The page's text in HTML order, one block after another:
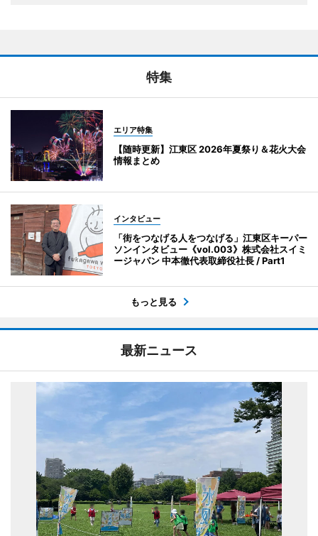
特集
エリア特集
【随時更新】江東区 2026年夏祭り＆花火大会
情報まとめ
インタビュー
「街をつなげる人をつなげる」江東区キーパー
ソンインタビュー《vol.003》株式会社スイミ
ージャパン 中本徹代表取締役社長 / Part1
もっと見る
最新ニュース